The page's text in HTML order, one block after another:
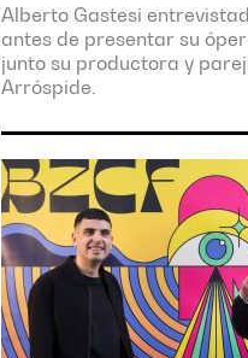
Alberto Gastesi
antes de presentar su
junto su productora y
Arróspide.